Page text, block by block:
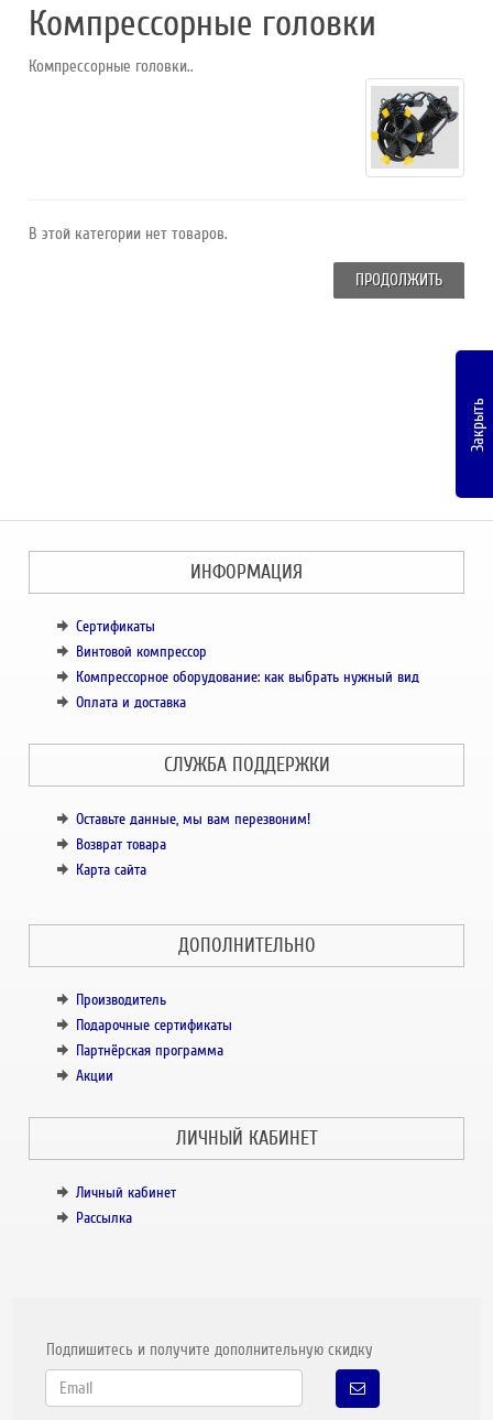
Компрессорные головки
Компрессорные головки..
В этой категории нет товаров.
ПРОДОЛЖИТЬ
ИНФОРМАЦИЯ
Сертификаты
Винтовой компрессор
Компрессорное оборудование: как выбрать нужный вид
Оплата и доставка
СЛУЖБА ПОДДЕРЖКИ
Оставьте данные, мы вам перезвоним!
Возврат товара
Карта сайта
ДОПОЛНИТЕЛЬНО
Производитель
Подарочные сертификаты
Партнёрская программа
Акции
ЛИЧНЫЙ КАБИНЕТ
Личный кабинет
Рассылка
Подпишитесь и получите дополнительную скидку
Закрыть